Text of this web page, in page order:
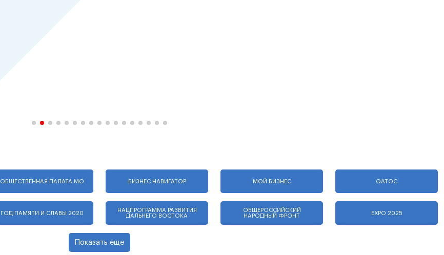
ОБЩЕСТВЕННАЯ ПАЛАТА МО БИЗНЕС НАВИГАТОР МОЙ БИЗНЕС ОАТОС
ГОД ПАМЯТИ И СЛАВЫ 2020
НАЦПРОГРАММА РАЗВИТИЯ
ДАЛЬНЕГО ВОСТОКА
ОБЩЕРОССИЙСКИЙ
НАРОДНЫЙ ФРОНТ
EXPO 2025
Показать еще